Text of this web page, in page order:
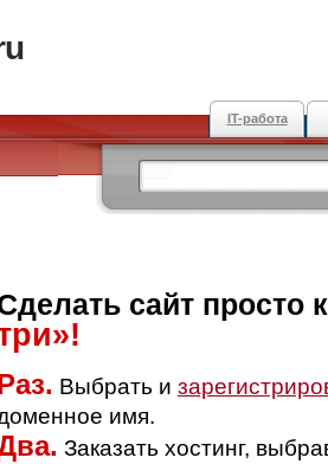
IT-работа
сайт просто
Выбрать и
имя.
Заказать хостинг,